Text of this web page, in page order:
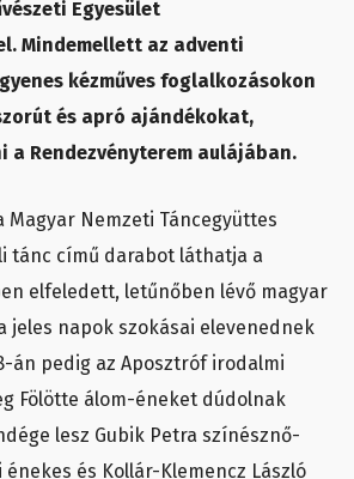
Egyesület
Mindemellett az adventi
kézműves foglalkozásokon
és apró ajándékokat,
a Rendezvényterem aulájában.
Magyar Nemzeti Táncegyüttes
tánc című darabot láthatja a
elfeledett, letűnőben lévő magyar
jeles napok szokásai elevenednek
án pedig az Aposztróf irodalmi
Fölötte álom-éneket dúdolnak
lesz Gubik Petra színésznő-
énekes és Kollár-Klemencz László